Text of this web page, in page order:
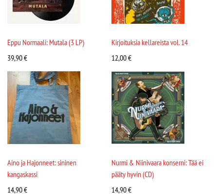
Eppu Normaali: Mutala (3 LP)
39,90€
Kirjoituksia kellareista vol. 14
12,00€
Aino ja Hajonneet: sininen
kangaskassi
14,90€
Nurmi & Niinivaara konserni: Tää ei
pääty hyvin (CD)
14,90€